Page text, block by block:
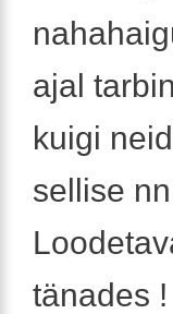
ajal
kuigi
sellise
tänades !